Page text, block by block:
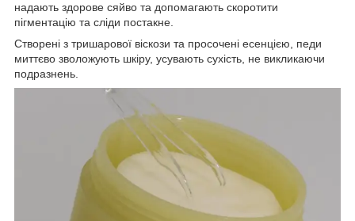
надають здорове сяйво та допомагають скоротити
пігментацію та сліди постакне.
Створені з тришарової віскози та просочені есенцією, педи
миттєво зволожують шкіру, усувають сухість, не викликаючи
подразнень.